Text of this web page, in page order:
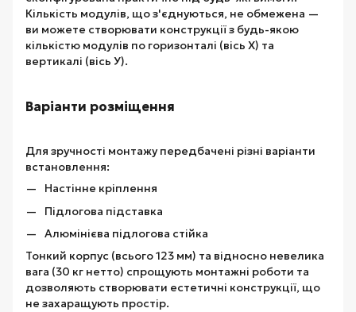
Кількість модулів, що з'єднуються, не обмежена —
ви можете створювати конструкції з будь-якою
кількістю модулів по горизонталі (вісь Х) та
вертикалі (вісь У).
Варіанти розміщення
Для зручності монтажу передбачені різні варіанти
встановлення:
Настінне кріплення
Підлогова підставка
Алюмінієва підлогова стійка
Тонкий корпус (всього 123 мм) та відносно невелика
вага (30 кг нетто) спрощують монтажні роботи та
дозволяють створювати естетичні конструкції, що
не захаращують простір.